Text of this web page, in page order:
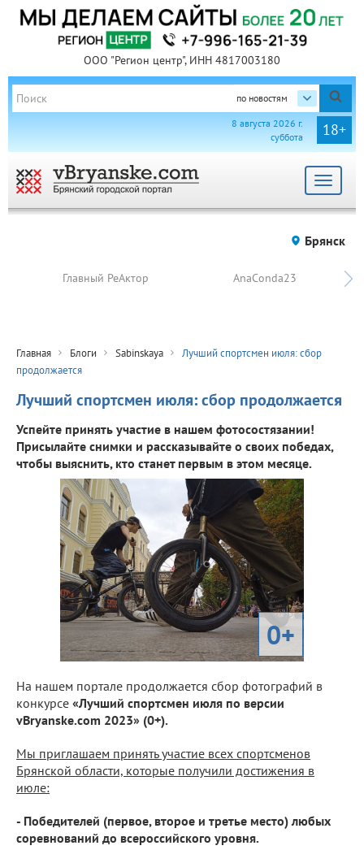
ООО "Регион центр", ИНН 4817003180
по новостям
18+
8 августа 2026 г.
суббота
Toggle
Брянск
Главный РеАктор AnaConda23
Главная Блоги Sabinskaya
Лучший спортсмен июля: сбор
продолжается
Лучший спортсмен июля: сбор продолжается
Успейте принять участие в нашем фотосостязании!
Присылайте снимки и рассказывайте о своих победах,
чтобы выяснить, кто станет первым в этом месяце.
0+
На нашем портале продолжается сбор фотографий в
конкурсе «Лучший спортсмен июля по версии
vBryanske.com 2023» (0+).
Мы приглашаем принять участие всех спортсменов
Брянской области, которые получили достижения в
июле:
- Победителей (первое, второе и третье место) любых
соревнований до всероссийского уровня.